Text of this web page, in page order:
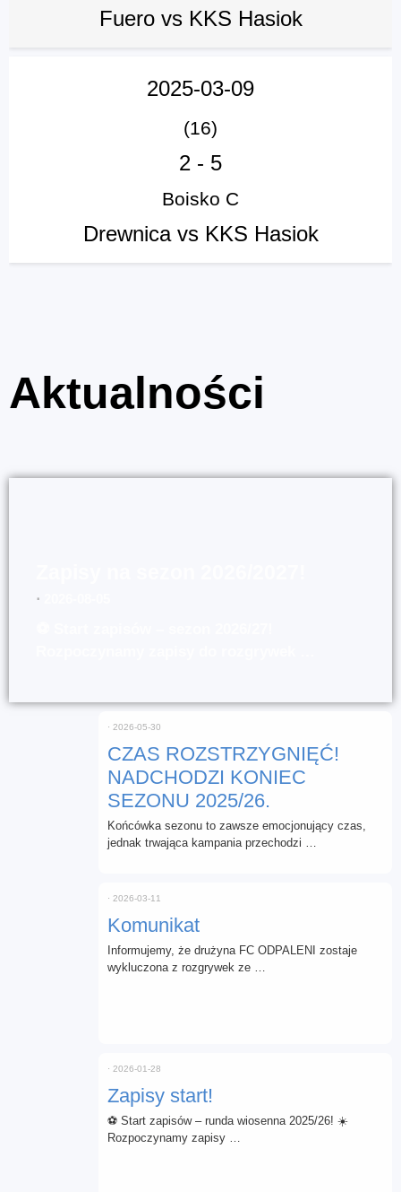
Fuero vs KKS Hasiok
2025-03-09
(16)
2 - 5
Boisko C
Drewnica vs KKS Hasiok
Aktualności
⋅
CZAS ROZSTRZYGNIĘĆ!
NADCHODZI KONIEC
SEZONU 2025/26.
⋅ 2026-05-30
Końcówka sezonu to zawsze emocjonujący czas,
jednak trwająca kampania przechodzi …
Komunikat
⋅ 2026-03-11
Informujemy, że drużyna FC ODPALENI zostaje
wykluczona z rozgrywek ze …
Zapisy start!
⋅ 2026-01-28
⚽ Start zapisów – runda wiosenna 2025/26! ☀️
Rozpoczynamy zapisy …